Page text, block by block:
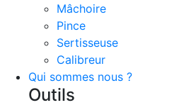
Mâchoire
Pince
Sertisseuse
Calibreur
Qui sommes nous ?
Outils